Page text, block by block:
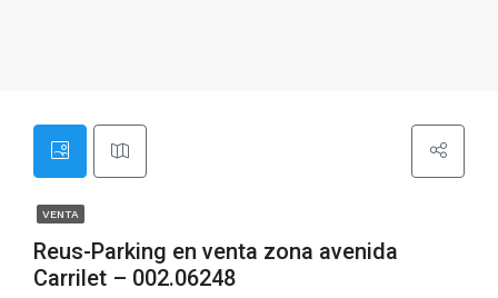
VENTA
Reus-Parking en venta zona avenida
Carrilet – 002.06248